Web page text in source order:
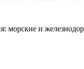
морские и